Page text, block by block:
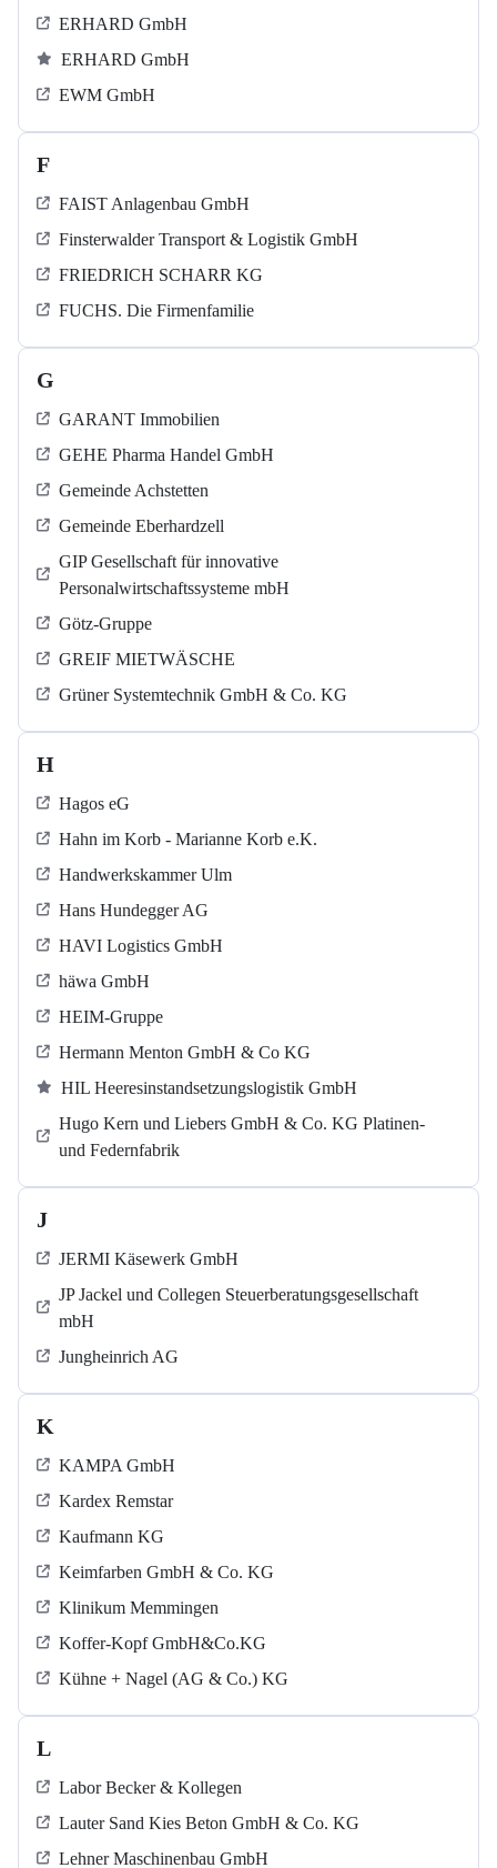
ERHARD GmbH
ERHARD GmbH
EWM GmbH
F
FAIST Anlagenbau GmbH
Finsterwalder Transport & Logistik GmbH
FRIEDRICH SCHARR KG
FUCHS. Die Firmenfamilie
G
GARANT Immobilien
GEHE Pharma Handel GmbH
Gemeinde Achstetten
Gemeinde Eberhardzell
GIP Gesellschaft für innovative
Personalwirtschaftssysteme mbH
Götz-Gruppe
GREIF MIETWÄSCHE
Grüner Systemtechnik GmbH & Co. KG
H
Hagos eG
Hahn im Korb - Marianne Korb e.K.
Handwerkskammer Ulm
Hans Hundegger AG
HAVI Logistics GmbH
häwa GmbH
HEIM-Gruppe
Hermann Menton GmbH & Co KG
HIL Heeresinstandsetzungslogistik GmbH
Hugo Kern und Liebers GmbH & Co. KG Platinen-
und Federnfabrik
J
JERMI Käsewerk GmbH
JP Jackel und Collegen Steuerberatungsgesellschaft
mbH
Jungheinrich AG
K
KAMPA GmbH
Kardex Remstar
Kaufmann KG
Keimfarben GmbH & Co. KG
Klinikum Memmingen
Koffer-Kopf GmbH&Co.KG
Kühne + Nagel (AG & Co.) KG
L
Labor Becker & Kollegen
Lauter Sand Kies Beton GmbH & Co. KG
Lehner Maschinenbau GmbH